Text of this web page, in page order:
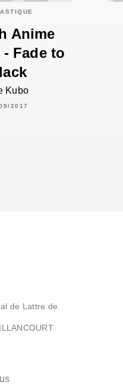
Anime
Fade to
Kubo
2017
de Lattre de